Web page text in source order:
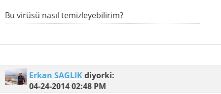
Bu virüsü nasıl temizleyebilirim?
Erkan SAGLIKdiyorki:
04-24-201402:48 PM